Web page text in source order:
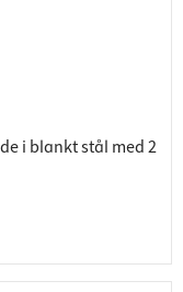
i blankt stål med 2